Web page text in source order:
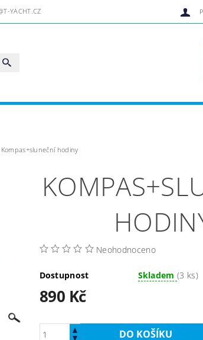
YACHT.CZ
Kompas+sluneční hodiny
Neohodnoceno
Dostupnost Skladem(3 ks)
890 Kč